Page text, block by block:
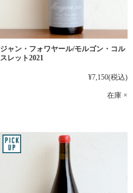
ジャン・フォワヤール/モルゴン・コル
スレット2021
¥7,150(税込)
在庫 ×